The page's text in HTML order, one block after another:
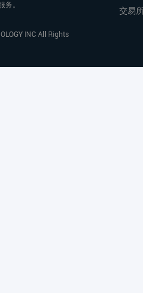
务。
INC All Rights
交易